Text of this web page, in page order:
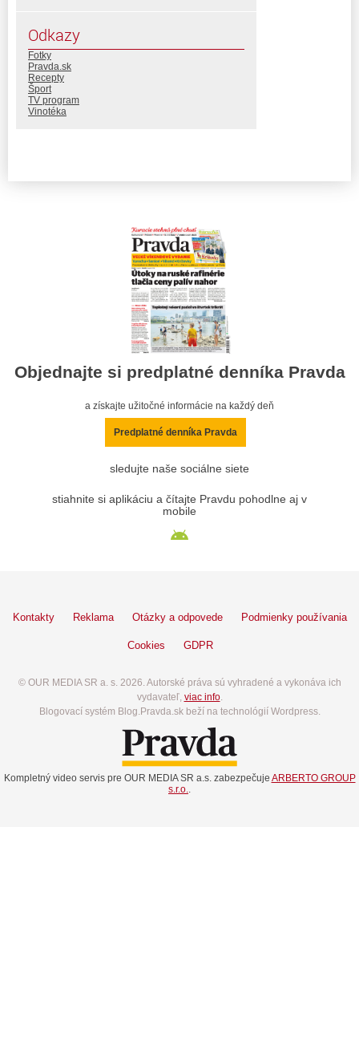
Odkazy
Fotky
Pravda.sk
Recepty
Šport
TV program
Vinotéka
Objednajte si predplatné denníka Pravda
a získajte užitočné informácie na každý deň
Predplatné denníka Pravda
sledujte naše sociálne siete
stiahnite si aplikáciu a čítajte Pravdu pohodlne aj v
mobile
Kontakty Reklama Otázky a odpovede Podmienky používania
Cookies GDPR
© OUR MEDIA SR a. s. 2026. Autorské práva sú vyhradené a vykonáva ich
vydavateľ, viac info.
Blogovací systém Blog.Pravda.sk beží na technológií Wordpress.
Kompletný video servis pre OUR MEDIA SR a.s. zabezpečuje ARBERTO GROUP
s.r.o.